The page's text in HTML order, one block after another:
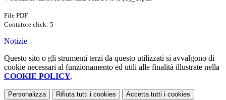
File PDF
Contatore click: 5
Notizie
Questo sito o gli strumenti terzi da questo utilizzati si avvalgono di
cookie necessari al funzionamento ed utili alle finalità illustrate nella
COOKIE POLICY.
Personalizza Rifiuta tutti i cookies Accetta tutti i cookies